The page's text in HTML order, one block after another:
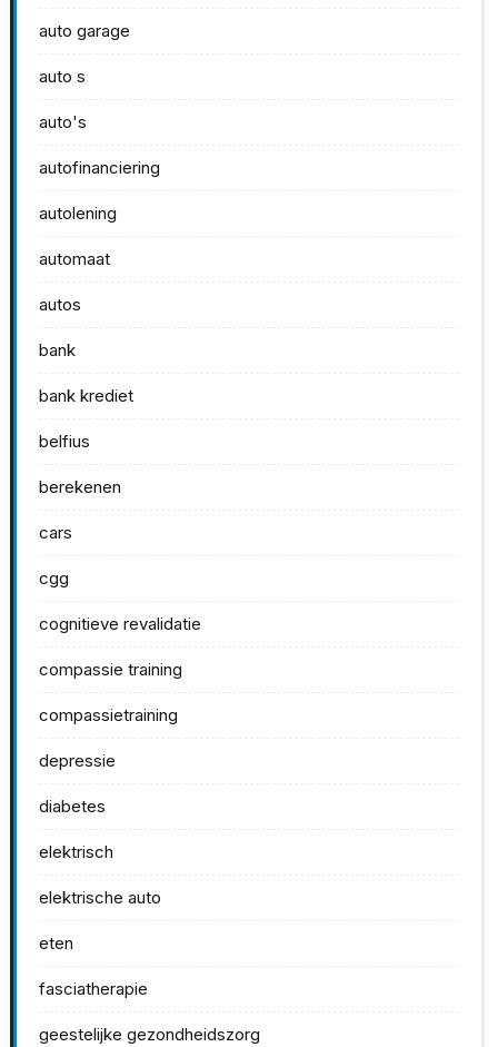
auto garage
auto s
auto's
autofinanciering
autolening
automaat
autos
bank
bank krediet
belfius
berekenen
cars
cgg
cognitieve revalidatie
compassie training
compassietraining
depressie
diabetes
elektrisch
elektrische auto
eten
fasciatherapie
geestelijke gezondheidszorg